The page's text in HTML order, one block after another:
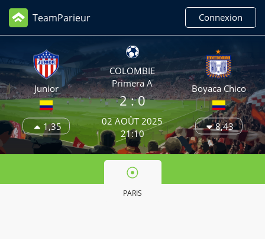
TeamParieur Connexion
Junior
1,35
COLOMBIE
Primera A
2: 0
02 AOÛT 2025
21:10
Boyaca Chico
8,43
PARIS